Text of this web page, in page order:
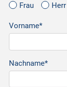
Frau
Herr
Vorname*
Nachname*